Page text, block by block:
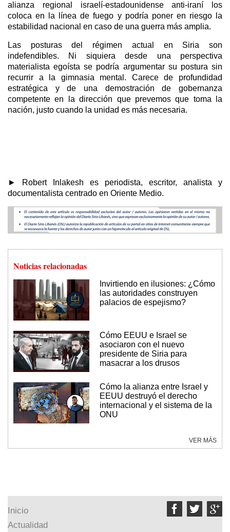
alianza regional israelí-estadounidense anti-iraní los
coloca en la línea de fuego y podría poner en riesgo la
estabilidad nacional en caso de una guerra más amplia.
Las posturas del régimen actual en Siria son
indefendibles. Ni siquiera desde una perspectiva
materialista egoísta se podría argumentar su postura sin
recurrir a la gimnasia mental. Carece de profundidad
estratégica y de una demostración de gobernanza
competente en la dirección que prevemos que toma la
nación, justo cuando la unidad es más necesaria.
► Robert Inlakesh es periodista, escritor, analista y
documentalista centrado en Oriente Medio.
Noticias relacionadas
Invirtiendo en ilusiones: ¿Cómo
las autoridades construyen
palacios de espejismo?
Cómo EEUU e Israel se
asociaron con el nuevo
presidente de Siria para
masacrar a los drusos
Cómo la alianza entre Israel y
EEUU destruyó el derecho
internacional y el sistema de la
ONU
VER MÁS
  
Inicio
Actualidad